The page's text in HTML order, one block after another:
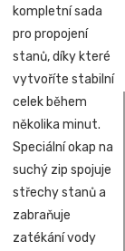
kompletní sada
pro propojení
stanů, díky které
vytvoříte stabilní
celek během
několika minut.
Speciální okap na
suchý zip spojuje
střechy stanů a
zabraňuje
zatékání vody